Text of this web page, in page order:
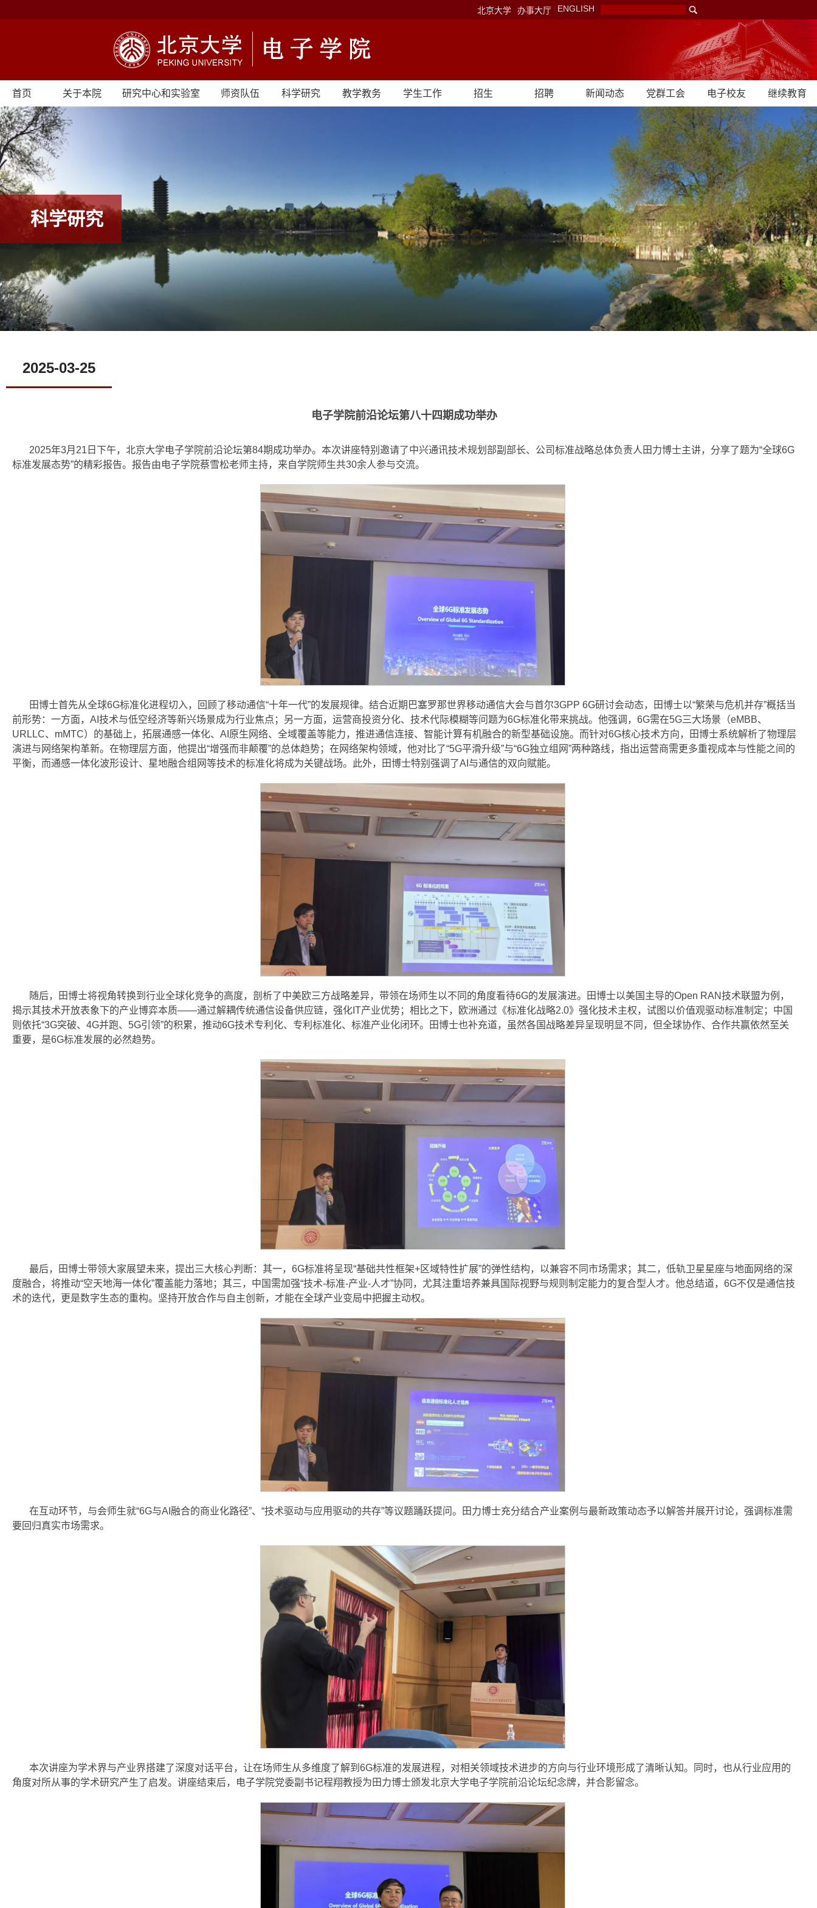
北京大学 办事大厅 ENGLISH
首页 关于本院 研究中心和实验室 师资队伍 科学研究 教学教务 学生工作 招生 招聘 新闻动态 党群工会 电子校友 继续教育
科学研究
2025-03-25
电子学院前沿论坛第八十四期成功举办
2025年3月21日下午，北京大学电子学院前沿论坛第84期成功举办。本次讲座特别邀请了中兴通讯技术规划部副部长、公司标准战略总体负责人田力博士主讲，分享了题为“全球6G
标准发展态势”的精彩报告。报告由电子学院蔡雪松老师主持，来自学院师生共30余人参与交流。
田博士首先从全球6G标准化进程切入，回顾了移动通信“十年一代”的发展规律。结合近期巴塞罗那世界移动通信大会与首尔3GPP 6G研讨会动态，田博士以“繁荣与危机并存”概括当
前形势：一方面，AI技术与低空经济等新兴场景成为行业焦点；另一方面，运营商投资分化、技术代际模糊等问题为6G标准化带来挑战。他强调，6G需在5G三大场景（eMBB、
URLLC、mMTC）的基础上，拓展通感一体化、AI原生网络、全域覆盖等能力，推进通信连接、智能计算有机融合的新型基础设施。而针对6G核心技术方向，田博士系统解析了物理层
演进与网络架构革新。在物理层方面，他提出“增强而非颠覆”的总体趋势；在网络架构领域，他对比了“5G平滑升级”与“6G独立组网”两种路线，指出运营商需更多重视成本与性能之间的
平衡，而通感一体化波形设计、星地融合组网等技术的标准化将成为关键战场。此外，田博士特别强调了AI与通信的双向赋能。
随后，田博士将视角转换到行业全球化竞争的高度，剖析了中美欧三方战略差异，带领在场师生以不同的角度看待6G的发展演进。田博士以美国主导的Open RAN技术联盟为例，
揭示其技术开放表象下的产业博弈本质——通过解耦传统通信设备供应链，强化IT产业优势；相比之下，欧洲通过《标准化战略2.0》强化技术主权，试图以价值观驱动标准制定；中国
则依托“3G突破、4G并跑、5G引领”的积累，推动6G技术专利化、专利标准化、标准产业化闭环。田博士也补充道，虽然各国战略差异呈现明显不同，但全球协作、合作共赢依然至关
重要，是6G标准发展的必然趋势。
最后，田博士带领大家展望未来，提出三大核心判断：其一，6G标准将呈现“基础共性框架+区域特性扩展”的弹性结构，以兼容不同市场需求；其二，低轨卫星星座与地面网络的深
度融合，将推动“空天地海一体化”覆盖能力落地；其三，中国需加强“技术-标准-产业-人才”协同，尤其注重培养兼具国际视野与规则制定能力的复合型人才。他总结道，6G不仅是通信技
术的迭代，更是数字生态的重构。坚持开放合作与自主创新，才能在全球产业变局中把握主动权。
在互动环节，与会师生就“6G与AI融合的商业化路径”、“技术驱动与应用驱动的共存”等议题踊跃提问。田力博士充分结合产业案例与最新政策动态予以解答并展开讨论，强调标准需
要回归真实市场需求。
本次讲座为学术界与产业界搭建了深度对话平台，让在场师生从多维度了解到6G标准的发展进程，对相关领域技术进步的方向与行业环境形成了清晰认知。同时，也从行业应用的
角度对所从事的学术研究产生了启发。讲座结束后，电子学院党委副书记程翔教授为田力博士颁发北京大学电子学院前沿论坛纪念牌，并合影留念。